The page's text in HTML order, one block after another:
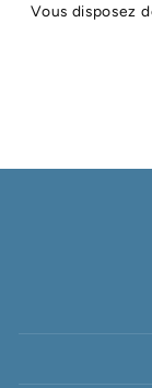
Vous disposez